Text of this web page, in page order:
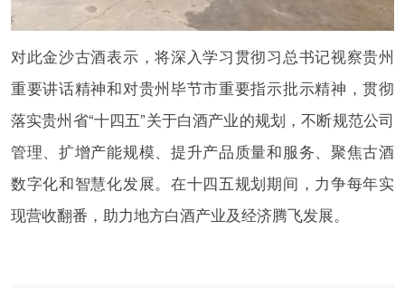
对此金沙古酒表示，将深入学习贯彻习总书记视察贵州
重要讲话精神和对贵州毕节市重要指示批示精神，贯彻
落实贵州省“十四五”关于白酒产业的规划，不断规范公司
管理、扩增产能规模、提升产品质量和服务、聚焦古酒
数字化和智慧化发展。在十四五规划期间，力争每年实
现营收翻番，助力地方白酒产业及经济腾飞发展。